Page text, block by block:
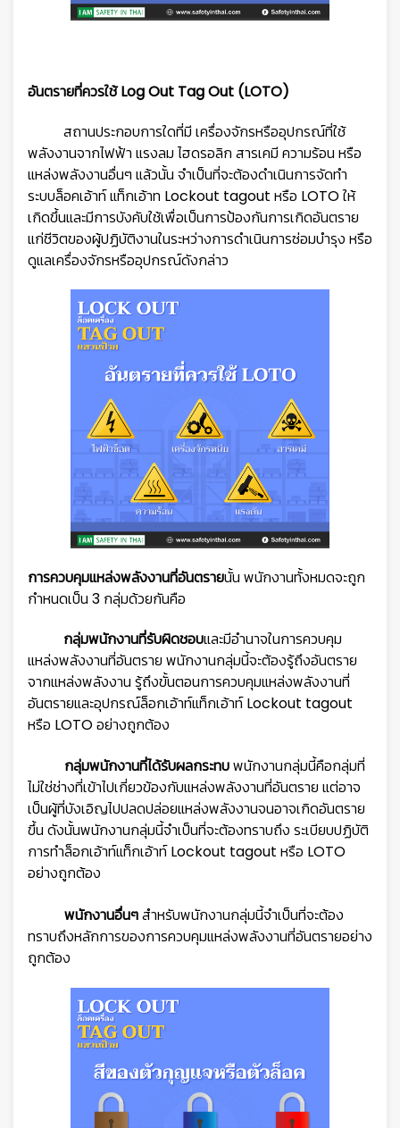
อันตรายที่ควรใช้ Log Out Tag Out (LOTO)
สถานประกอบการใดที่มี เครื่องจักรหรืออุปกรณ์ที่ใช้
พลังงานจากไฟฟ้า แรงลม ไฮดรอลิก สารเคมี ความร้อน หรือ
แหล่งพลังงานอื่นๆ แล้วนั้น จำเป็นที่จะต้องดำเนินการจัดทำ
ระบบล็อคเอ้าท์ แท็กเอ้าท Lockout tagout หรือ LOTO ให้
เกิดขึ้นและมีการบังคับใช้เพื่อเป็นการป้องกันการเกิดอันตราย
แก่ชีวิตของผู้ปฏิบัติงานในระหว่างการดำเนินการซ่อมบำรุง หรือ
ดูแลเครื่องจักรหรืออุปกรณ์ดังกล่าว
การควบคุมแหล่งพลังงานที่อันตรายนั้น พนักงานทั้งหมดจะถูก
กำหนดเป็น 3 กลุ่มด้วยกันคือ
กลุ่มพนักงานที่รับผิดชอบและมีอำนาจในการควบคุม
แหล่งพลังงานที่อันตราย พนักงานกลุ่มนี้จะต้องรู้ถึงอันตราย
จากแหล่งพลังงาน รู้ถึงขั้นตอนการควบคุมแหล่งพลังงานที่
อันตรายและอุปกรณ์ล็อกเอ้าท์แท็กเอ้าท์ Lockout tagout
หรือ LOTO อย่างถูกต้อง
กลุ่มพนักงานที่ได้รับผลกระทบพนักงานกลุ่มนี้คือกลุ่มที่
ไม่ใช่ช่างที่เข้าไปเกี่ยวข้องกับแหล่งพลังงานที่อันตราย แต่อาจ
เป็นผู้ที่บังเอิญไปปลดปล่อยแหล่งพลังงานจนอาจเกิดอันตราย
ขึ้น ดังนั้นพนักงานกลุ่มนี้จำเป็นที่จะต้องทราบถึง ระเบียบปฏิบัติ
การทำล็อกเอ้าท์แท็กเอ้าท์ Lockout tagout หรือ LOTO
อย่างถูกต้อง
พนักงานอื่นๆสำหรับพนักงานกลุ่มนี้จำเป็นที่จะต้อง
ทราบถึงหลักการของการควบคุมแหล่งพลังงานที่อันตรายอย่าง
ถูกต้อง